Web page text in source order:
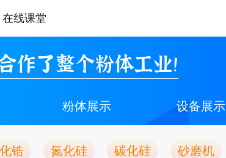
在线课堂
作了整个粉体工业！
粉体展示 设备展示
锆 氮化硅 碳化硅 砂磨机